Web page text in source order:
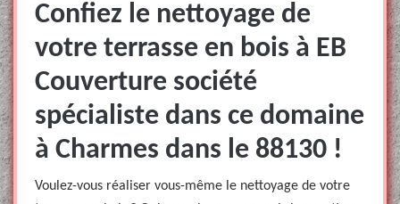
Confiez le nettoyage de
votre terrasse en bois à EB
Couverture société
spécialiste dans ce domaine
à Charmes dans le 88130 !
Voulez-vous réaliser vous-même le nettoyage de votre